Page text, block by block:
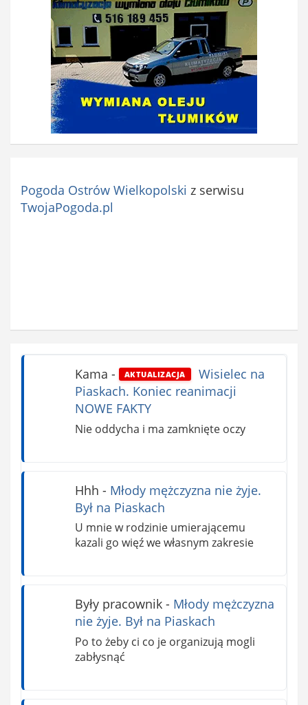
Pogoda Ostrów Wielkopolski z serwisu
TwojaPogoda.pl
Kama - AKTUALIZACJA
Wisielec na
Piaskach. Koniec reanimacji
NOWE FAKTY
Nie oddycha i ma zamknięte oczy
Hhh - Młody mężczyzna nie żyje.
Był na Piaskach
U mnie w rodzinie umierającemu
kazali go więź we własnym zakresie
Były pracownik- Młody mężczyzna
nie żyje. Był na Piaskach
Po to żeby ci co je organizują mogli
zabłysnąć